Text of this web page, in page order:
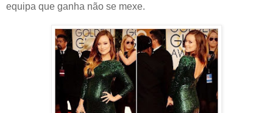
equipa que ganha não se mexe.